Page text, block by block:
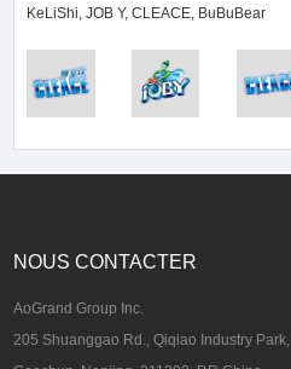
KeLiShi, JOB Y, CLEACE, BuBuBear
NOUS CONTACTER
AoGrand Group Inc.
205 Shuanggao Rd., Qiqiao Industry Park,